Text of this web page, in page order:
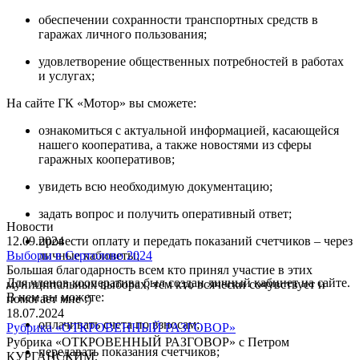
обеспечении сохранности транспортных средств в
гаражах личного пользования;
удовлетворение общественных потребностей в работах
и услугах;
На сайте ГК «Мотор» вы сможете:
ознакомиться с актуальной информацией, касающейся
нашего кооператива, а также новостями из сферы
гаражных кооперативов;
увидеть всю необходимую документацию;
задать вопрос и получить оперативный ответ;
провести оплату и передать показаний счетчиков – через
личные кабинеты;
Для членов кооператива был создан личный кабинет на сайте.
В нем вы можете:
оплачивать счета по взносам;
передавать показания счетчиков;
Новости
12.09.2024
Выборы в Сертолово 2024
Большая благодарность всем кто принял участие в этих
муниципальных выборах, тем кто всячески сочувствует и
помогает мне :)
18.07.2024
Рубрика «ОТКРОВЕННЫЙ РАЗГОВОР»
Рубрика «ОТКРОВЕННЫЙ РАЗГОВОР» с Петром
КУРГАНСКИМ.